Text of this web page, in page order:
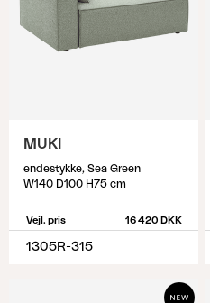
MUKI
endestykke, Sea Green
W140 D100 H75 cm
Vejl. pris 16 420 DKK
1305R-315